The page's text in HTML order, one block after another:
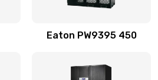
Eaton PW9395 450